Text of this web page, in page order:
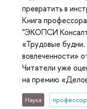
превратить в
Книга
"ЭКОПСИ
«Трудовые
вовлеченности»
Читатели уже
на премию
Наука